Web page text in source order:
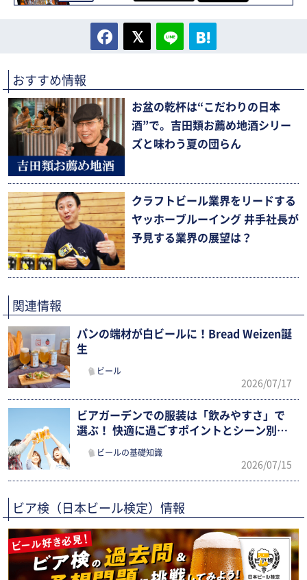
おすすめ情報
お盆の乾杯は“こだわりの日本
酒”で。吉田類お薦め地酒シリー
ズと味わう夏の団らん
クラフトビール業界をリードする
ヤッホーブルーイング 井手社長が
予見する業界の展望は？
関連情報
パンの端材が白ビールに！Bread Weizen誕
生
ビール
2026/07/17
ビアガーデンでの服装は「飲みやすさ」で
選ぶ！ 快適に過ごすポイントとシーン別ま
ビールの基礎知識
2026/07/15
ビア検（日本ビール検定）情報